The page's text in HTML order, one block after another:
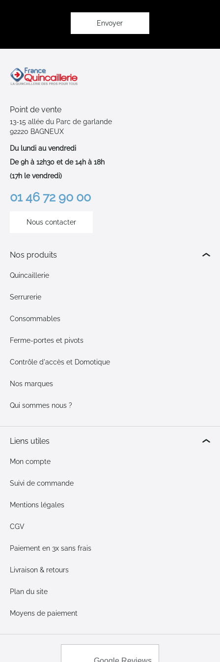
Envoyer
Point de vente
13-15 allée du Parc de garlande
92220 BAGNEUX
Du lundi au vendredi
De 9h à 12h30 et de 14h à 18h
(17h le vendredi)
01 46 72 90 00
Nous contacter
Nos produits
Quincaillerie
Serrurerie
Consommables
Ferme-portes et pivots
Contrôle d'accès et Domotique
Nos marques
Qui sommes nous ?
Liens utiles
Mon compte
Suivi de commande
Mentions légales
CGV
Paiement en 3x sans frais
Livraison & retours
Plan du site
Moyens de paiement